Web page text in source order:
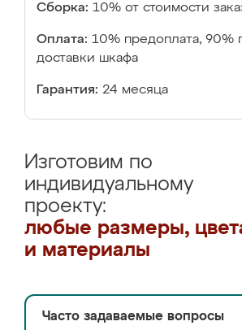
Сборка: 10% от стоимости
Оплата: 10% предоплата, 90%
доставки шкафа
Гарантия: 24 месяца
Изготовим по
индивидуальному
проекту:
любые размеры,
и материалы
Часто задаваемые вопросы